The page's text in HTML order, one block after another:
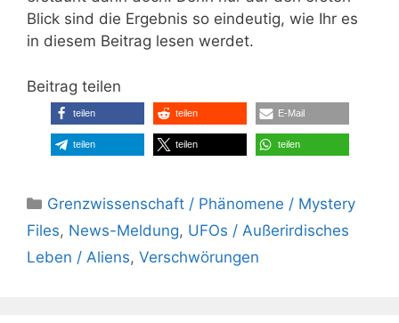
Blick sind die Ergebnis so eindeutig, wie Ihr es
in diesem Beitrag lesen werdet.
Beitrag teilen
teilen teilen E-Mail
teilen teilen teilen
Kategorien
Grenzwissenschaft / Phänomene / Mystery
Files, News-Meldung, UFOs / Außerirdisches
Leben / Aliens, Verschwörungen